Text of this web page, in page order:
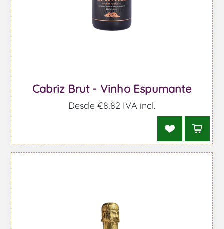
Cabriz Brut - Vinho Espumante
Desde €8,82 IVA incl.